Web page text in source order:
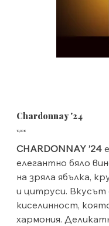
Chardonnay '24
Цена
10,00 €
CHARDONNAY ’24
елегантно бяло
на зряла ябълка,
и цитруси. Вкусът
киселинност,
хармония.